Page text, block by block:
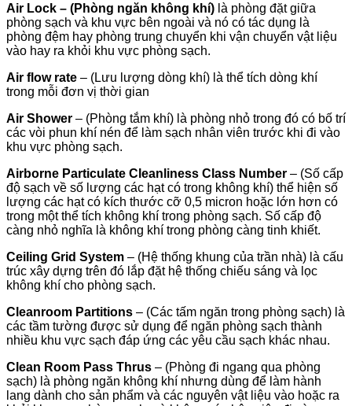
Air Lock – (Phòng ngăn không khí) là phòng đặt giữa
phòng sạch và khu vực bên ngoài và nó có tác dụng là
phòng đệm hay phòng trung chuyển khi vận chuyển vật liệu
vào hay ra khỏi khu vực phòng sạch.
Air flow rate – (Lưu lượng dòng khí) là thể tích dòng khí
trong mỗi đơn vị thời gian
Air Shower – (Phòng tắm khí) là phòng nhỏ trong đó có bố trí
các vòi phun khí nén để làm sạch nhân viên trước khi đi vào
khu vực phòng sạch.
Airborne Particulate Cleanliness Class Number – (Số cấp
độ sạch về số lượng các hạt có trong không khí) thể hiện số
lượng các hạt có kích thước cỡ 0,5 micron hoặc lớn hơn có
trong một thể tích không khí trong phòng sạch. Số cấp độ
càng nhỏ nghĩa là không khí trong phòng càng tinh khiết.
Ceiling Grid System – (Hệ thống khung của trần nhà) là cấu
trúc xây dựng trên đó lắp đặt hệ thống chiếu sáng và lọc
không khí cho phòng sạch.
Cleanroom Partitions – (Các tấm ngăn trong phòng sạch) là
các tầm tường được sử dụng để ngăn phòng sạch thành
nhiều khu vực sạch đáp ứng các yêu cầu sạch khác nhau.
Clean Room Pass Thrus – (Phòng đi ngang qua phòng
sạch) là phòng ngăn không khí nhưng dùng để làm hành
lang dành cho sản phẩm và các nguyên vật liệu vào hoặc ra